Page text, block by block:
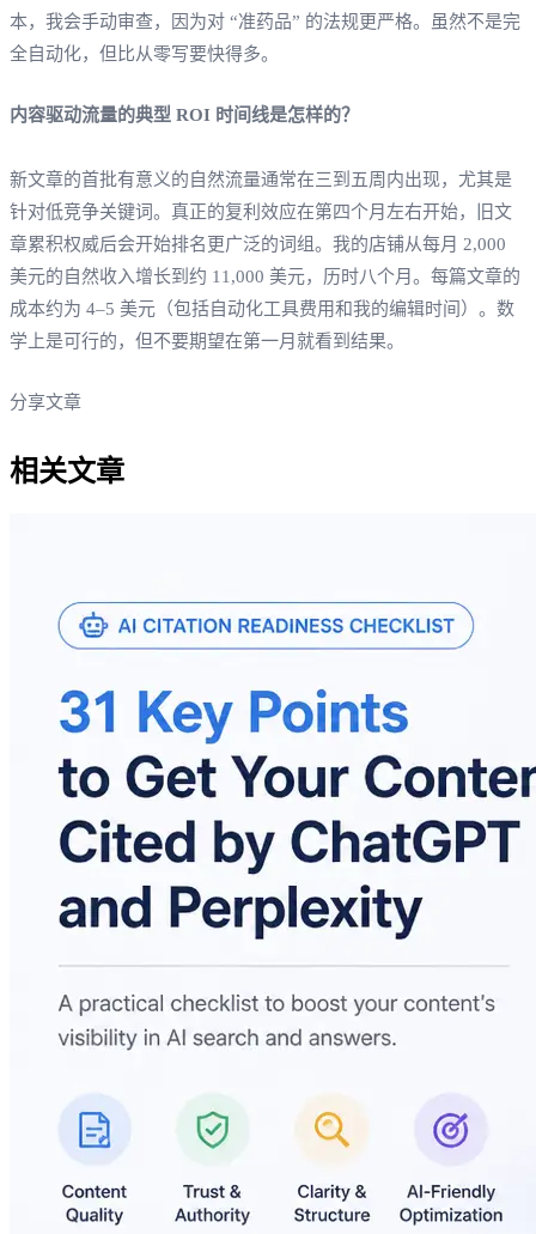
本，我会手动审查，因为对 “准药品” 的法规更严格。虽然不是完
全自动化，但比从零写要快得多。
内容驱动流量的典型 ROI 时间线是怎样的？
新文章的首批有意义的自然流量通常在三到五周内出现，尤其是
针对低竞争关键词。真正的复利效应在第四个月左右开始，旧文
章累积权威后会开始排名更广泛的词组。我的店铺从每月 2,000
美元的自然收入增长到约 11,000 美元，历时八个月。每篇文章的
成本约为 4–5 美元（包括自动化工具费用和我的编辑时间）。数
学上是可行的，但不要期望在第一月就看到结果。
分享文章
相关文章